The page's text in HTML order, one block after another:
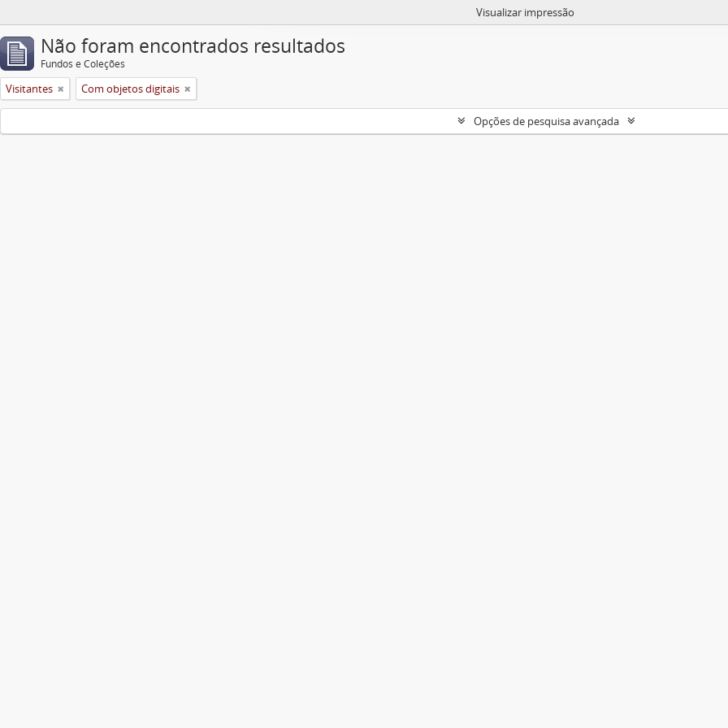
Visualizar impressão
Não foram encontrados resultados
Fundos e Coleções
Visitantes Com objetos digitais
Opções de pesquisa avançada